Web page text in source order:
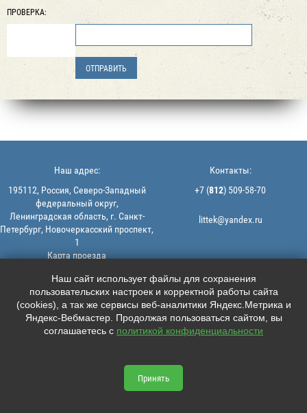
ПРОВЕРКА:
© 2013-2026 | ООО "ЛИТТЕК" -
производство и продажа РТИ
ИНН: 7806523560 | ОГРН:
1147847126162
Политика конфиденциальности |
Пользовательское соглашение
Наш адрес:
195112, Россия, Северо-Западный
федеральный округ,
Ленинградская область, г. Санкт-
Петербург, Новочеркасский проспект,
1
Карта проезда
Контакты:
+7 (812) 509-58-70
littek@yandex.ru
Мы в соцсетях:
    
Наш сайт использует файлы для сохранения
пользовательских настроек и корректной работы сайта
(cookies), а так же сервисы веб-аналитики Яндекс.Метрика и
Яндекс-Вебмастер. Продолжая пользоваться сайтом, вы
соглашаетесь с политикой конфиденциальности
Принять